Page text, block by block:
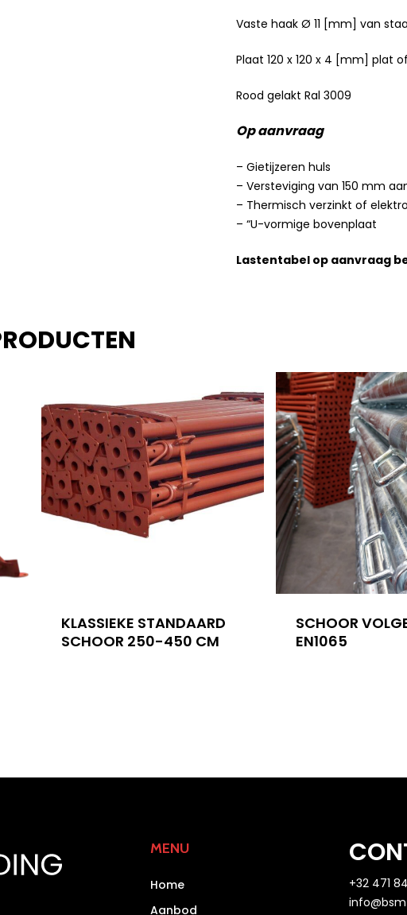
Vaste haak Ø 11 [mm] van
Plaat 120 x 120 x 4 [mm] plat
Rood gelakt Ral 3009
Op aanvraag
– Gietijzeren huls
– Versteviging van 150 mm
– Thermisch verzinkt of
– “U-vormige bovenplaat
Lastentabel op aanvraag
KLASSIEKE STANDAARD
SCHOOR 250-450 CM
SCHOOR
EN1065
MENU
Home
Aanbod
+32 471